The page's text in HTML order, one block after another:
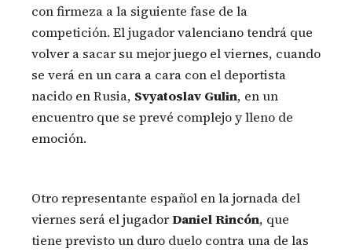
con firmeza a la siguiente fase de la
competición. El jugador valenciano tendrá que
volver a sacar su mejor juego el viernes, cuando
se verá en un cara a cara con el deportista
nacido en Rusia, Svyatoslav Gulin, en un
encuentro que se prevé complejo y lleno de
emoción.
Otro representante español en la jornada del
viernes será el jugadorDaniel Rincón, que
tiene previsto un duro duelo contra una de las